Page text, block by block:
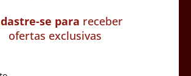
se para receber
ofertas exclusivas